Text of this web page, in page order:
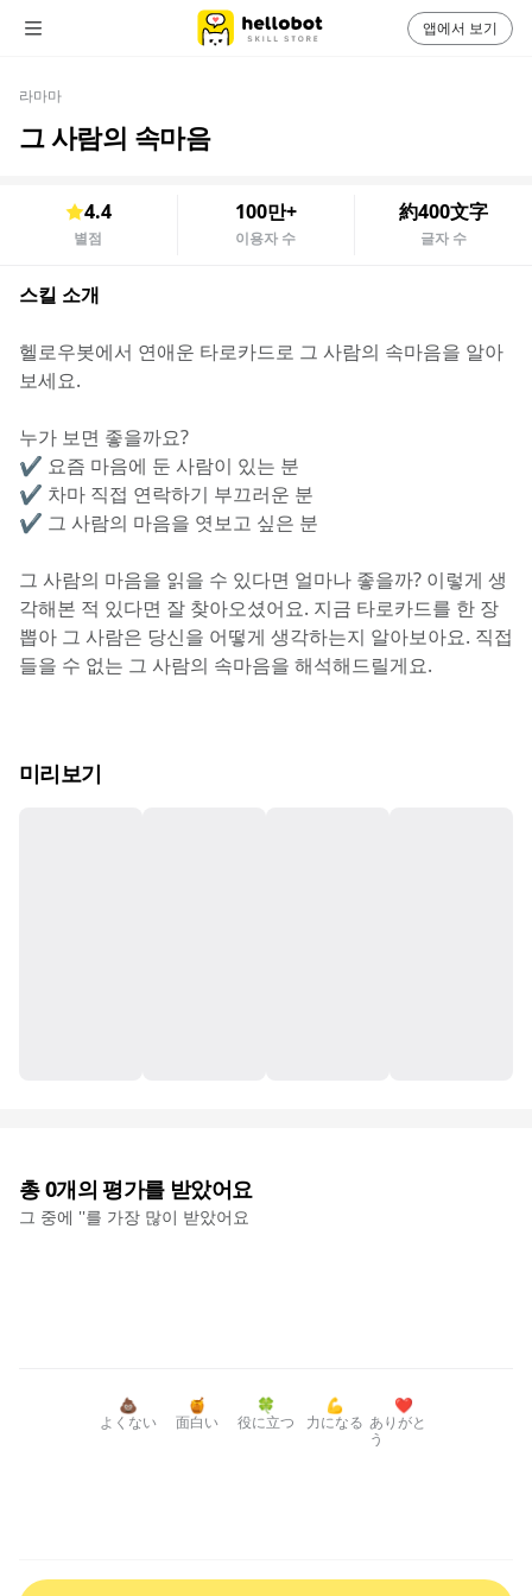
라마마
그 사람의 속마음
4.4
별점
100만+
이용자 수
約400文字
글자 수
스킬 소개
헬로우봇에서 연애운 타로카드로 그 사람의 속마음을 알아
보세요.
누가 보면 좋을까요?
✔️ 요즘 마음에 둔 사람이 있는 분
✔️ 차마 직접 연락하기 부끄러운 분
✔️ 그 사람의 마음을 엿보고 싶은 분
그 사람의 마음을 읽을 수 있다면 얼마나 좋을까? 이렇게 생
각해본 적 있다면 잘 찾아오셨어요. 지금 타로카드를 한 장
뽑아 그 사람은 당신을 어떻게 생각하는지 알아보아요. 직접
들을 수 없는 그 사람의 속마음을 해석해드릴게요.
미리보기
총0개의 평가를 받았어요
그 중에 ''를 가장 많이 받았어요
💩
よくない
🍯
面白い
🍀
役に立つ
💪
力になる
❤️
ありがと
う
앱에서 보기